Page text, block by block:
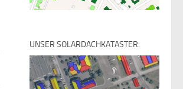
UNSER SOLARDACHKATASTER: